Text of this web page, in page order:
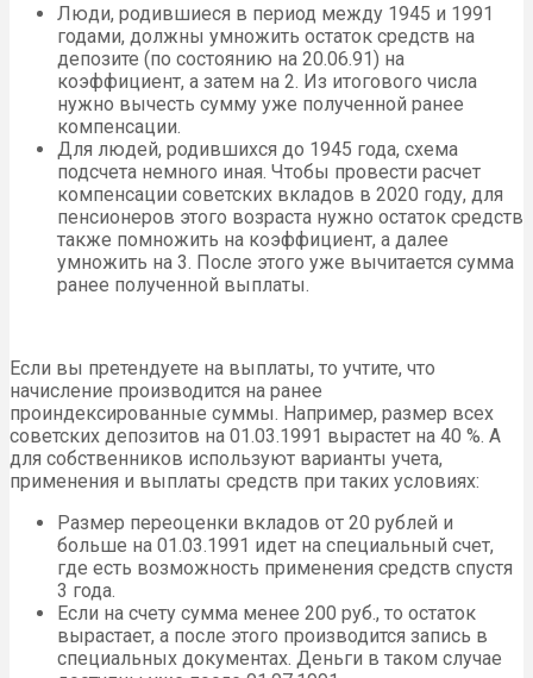
Люди, родившиеся в период между 1945 и 1991
годами, должны умножить остаток средств на
депозите (по состоянию на 20.06.91) на
коэффициент, а затем на 2. Из итогового числа
нужно вычесть сумму уже полученной ранее
компенсации.
Для людей, родившихся до 1945 года, схема
подсчета немного иная. Чтобы провести расчет
компенсации советских вкладов в 2020 году, для
пенсионеров этого возраста нужно остаток средств
также помножить на коэффициент, а далее
умножить на 3. После этого уже вычитается сумма
ранее полученной выплаты.
Если вы претендуете на выплаты, то учтите, что
начисление производится на ранее
проиндексированные суммы. Например, размер всех
советских депозитов на 01.03.1991 вырастет на 40 %. А
для собственников используют варианты учета,
применения и выплаты средств при таких условиях:
Размер переоценки вкладов от 20 рублей и
больше на 01.03.1991 идет на специальный счет,
где есть возможность применения средств спустя
3 года.
Если на счету сумма менее 200 руб., то остаток
вырастает, а после этого производится запись в
специальных документах. Деньги в таком случае